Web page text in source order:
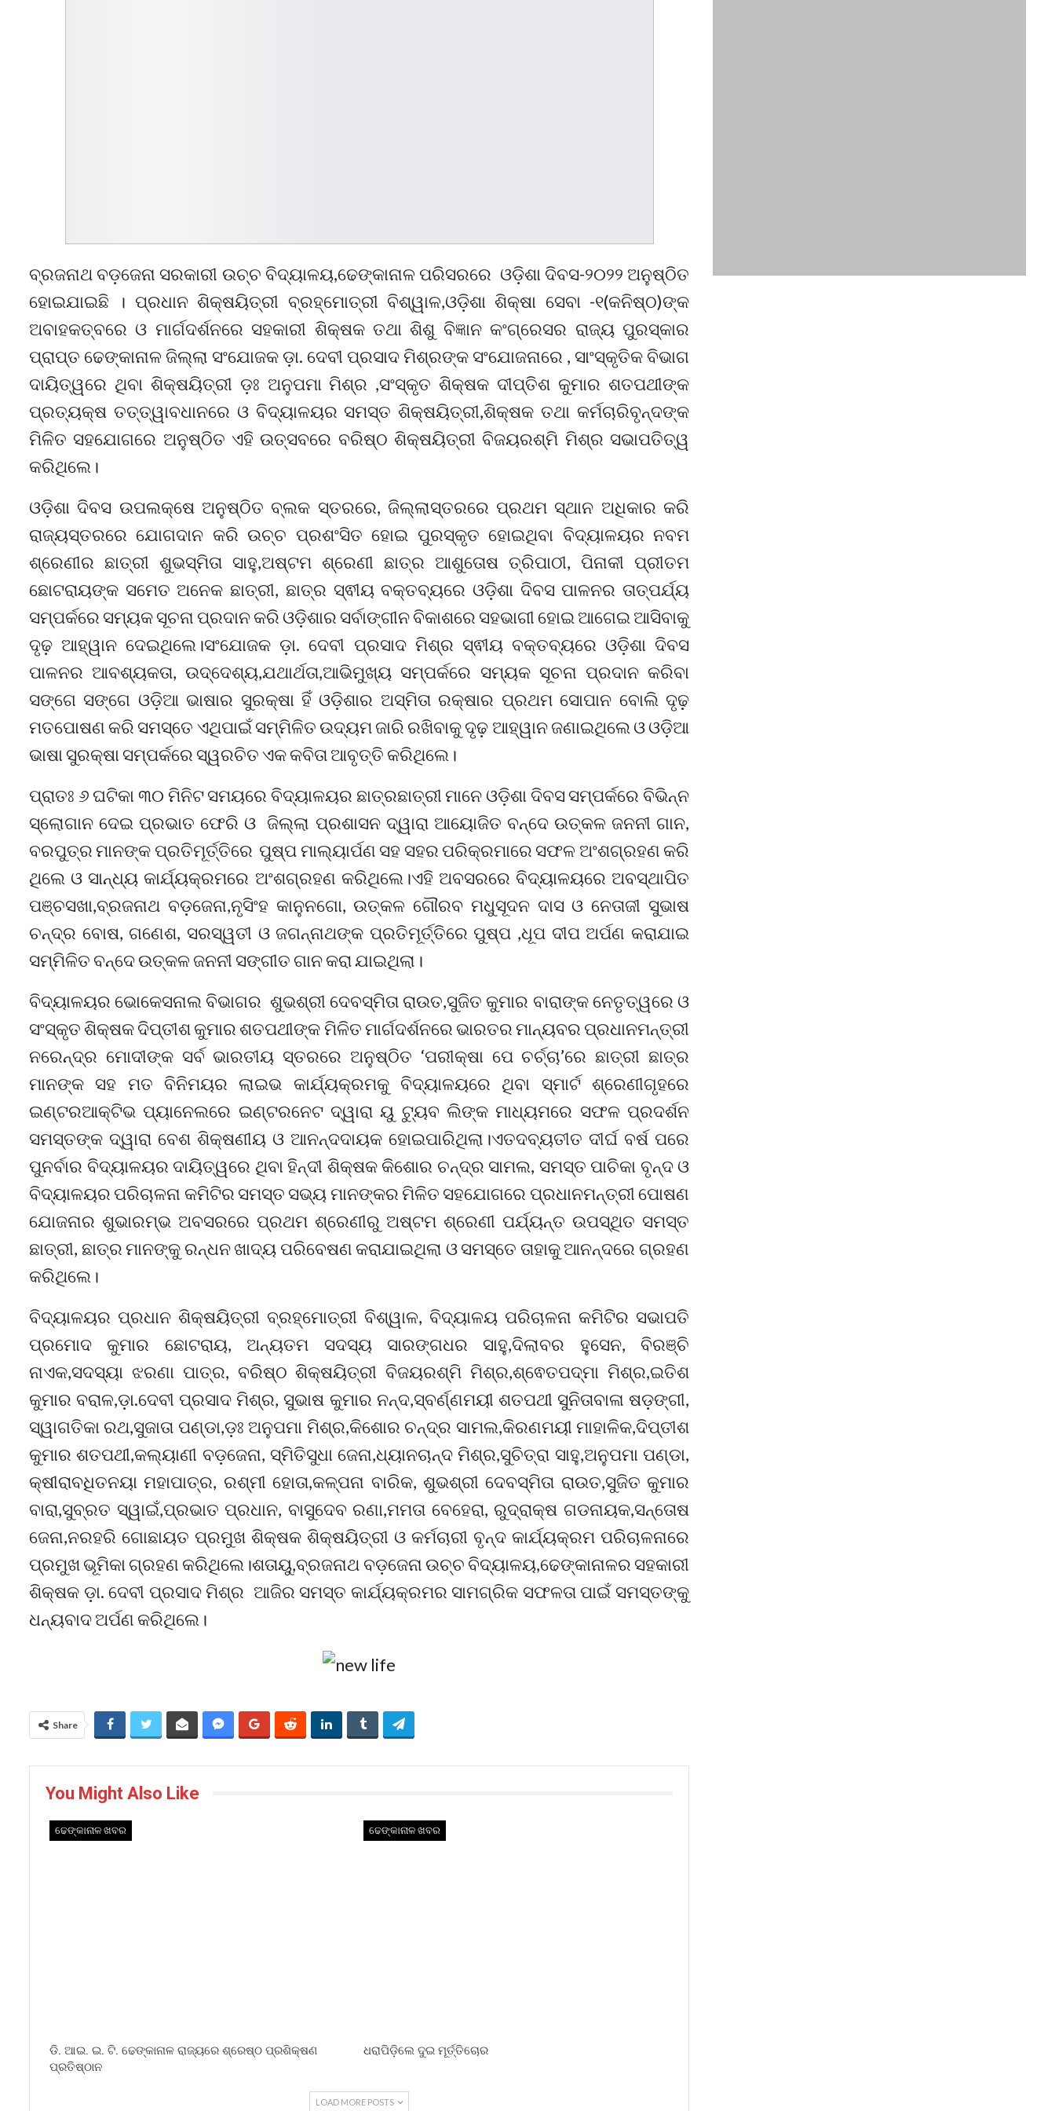
ବ୍ରଜନାଥ ବଡ଼ଜେନା ସରକାରୀ ଉଚ୍ଚ ବିଦ୍ୟାଳୟ,ଢେଙ୍କାନାଳ ପରିସରରେ ଓଡ଼ିଶା ଦିବସ-୨୦୨୨ ଅନୁଷ୍ଠିତ
ହୋଇଯାଇଛି । ପ୍ରଧାନ ଶିକ୍ଷୟିତ୍ରୀ ବ୍ରହ୍ମୋତ୍ରୀ ବିଶ୍ୱାଳ,ଓଡ଼ିଶା ଶିକ୍ଷା ସେବା -୧(କନିଷ୍ଠ)ଙ୍କ
ଅବାହକତ୍ବରେ ଓ ମାର୍ଗଦର୍ଶନରେ ସହକାରୀ ଶିକ୍ଷକ ତଥା ଶିଶୁ ବିଜ୍ଞାନ କଂଗ୍ରେସର ରାଜ୍ୟ ପୁରସ୍କାର
ପ୍ରାପ୍ତ ଢେଙ୍କାନାଳ ଜିଲ୍ଲା ସଂଯୋଜକ ଡ଼ା. ଦେବୀ ପ୍ରସାଦ ମିଶ୍ରଙ୍କ ସଂଯୋଜନାରେ , ସାଂସ୍କୃତିକ ବିଭାଗ
ଦାୟିତ୍ୱରେ ଥିବା ଶିକ୍ଷୟିତ୍ରୀ ଡ଼ଃ ଅନୁପମା ମିଶ୍ର ,ସଂସ୍କୃତ ଶିକ୍ଷକ ଦୀପ୍ତିଶ କୁମାର ଶତପଥୀଙ୍କ
ପ୍ରତ୍ୟକ୍ଷ ତତ୍ତ୍ୱାବଧାନରେ ଓ ବିଦ୍ୟାଳୟର ସମସ୍ତ ଶିକ୍ଷୟିତ୍ରୀ,ଶିକ୍ଷକ ତଥା କର୍ମଚାରିବୃନ୍ଦଙ୍କ
ମିଳିତ ସହଯୋଗରେ ଅନୁଷ୍ଠିତ ଏହି ଉତ୍ସବରେ ବରିଷ୍ଠ ଶିକ୍ଷୟିତ୍ରୀ ବିଜୟରଶ୍ମି ମିଶ୍ର ସଭାପତିତ୍ୱ
କରିଥିଲେ।
ଓଡ଼ିଶା ଦିବସ ଉପଲକ୍ଷେ ଅନୁଷ୍ଠିତ ବ୍ଲକ ସ୍ତରରେ, ଜିଲ୍ଲାସ୍ତରରେ ପ୍ରଥମ ସ୍ଥାନ ଅଧିକାର କରି
ରାଜ୍ୟସ୍ତରରେ ଯୋଗଦାନ କରି ଉଚ୍ଚ ପ୍ରଶଂସିତ ହୋଇ ପୁରସ୍କୃତ ହୋଇଥିବା ବିଦ୍ୟାଳୟର ନବମ
ଶ୍ରେଣୀର ଛାତ୍ରୀ ଶୁଭସ୍ମିତା ସାହୁ,ଅଷ୍ଟମ ଶ୍ରେଣୀ ଛାତ୍ର ଆଶୁତୋଷ ତ୍ରିପାଠୀ, ପିନାକୀ ପ୍ରୀତମ
ଛୋଟରାୟଙ୍କ ସମେତ ଅନେକ ଛାତ୍ରୀ, ଛାତ୍ର ସ୍ଵୀୟ ବକ୍ତବ୍ୟରେ ଓଡ଼ିଶା ଦିବସ ପାଳନର ତାତ୍ପର୍ଯ୍ୟ
ସମ୍ପର୍କରେ ସମ୍ୟକ ସୂଚନା ପ୍ରଦାନ କରି ଓଡ଼ିଶାର ସର୍ବାଙ୍ଗୀନ ବିକାଶରେ ସହଭାଗୀ ହୋଇ ଆଗେଇ ଆସିବାକୁ
ଦୃଢ଼ ଆହ୍ୱାନ ଦେଇଥିଲେ।ସଂଯୋଜକ ଡ଼ା. ଦେବୀ ପ୍ରସାଦ ମିଶ୍ର ସ୍ଵୀୟ ବକ୍ତବ୍ୟରେ ଓଡ଼ିଶା ଦିବସ
ପାଳନର ଆବଶ୍ୟକତା, ଉଦ୍ଦେଶ୍ୟ,ଯଥାର୍ଥତା,ଆଭିମୁଖ୍ୟ ସମ୍ପର୍କରେ ସମ୍ୟକ ସୂଚନା ପ୍ରଦାନ କରିବା
ସଙ୍ଗେ ସଙ୍ଗେ ଓଡ଼ିଆ ଭାଷାର ସୁରକ୍ଷା ହିଁ ଓଡ଼ିଶାର ଅସ୍ମିତା ରକ୍ଷାର ପ୍ରଥମ ସୋପାନ ବୋଲି ଦୃଢ଼
ମତପୋଷଣ କରି ସମସ୍ତେ ଏଥିପାଇଁ ସମ୍ମିଳିତ ଉଦ୍ୟମ ଜାରି ରଖିବାକୁ ଦୃଢ଼ ଆହ୍ୱାନ ଜଣାଇଥିଲେ ଓ ଓଡ଼ିଆ
ଭାଷା ସୁରକ୍ଷା ସମ୍ପର୍କରେ ସ୍ୱରଚିତ ଏକ କବିତା ଆବୃତ୍ତି କରିଥିଲେ।
ପ୍ରାତଃ ୬ ଘଟିକା ୩୦ ମିନିଟ ସମୟରେ ବିଦ୍ୟାଳୟର ଛାତ୍ରଛାତ୍ରୀ ମାନେ ଓଡ଼ିଶା ଦିବସ ସମ୍ପର୍କରେ ବିଭିନ୍ନ
ସ୍ଲୋଗାନ ଦେଇ ପ୍ରଭାତ ଫେରି ଓ ଜିଲ୍ଲା ପ୍ରଶାସନ ଦ୍ୱାରା ଆୟୋଜିତ ବନ୍ଦେ ଉତ୍କଳ ଜନନୀ ଗାନ,
ବରପୁତ୍ର ମାନଙ୍କ ପ୍ରତିମୂର୍ତ୍ତିରେ ପୁଷ୍ପ ମାଲ୍ୟାର୍ପଣ ସହ ସହର ପରିକ୍ରମାରେ ସଫଳ ଅଂଶଗ୍ରହଣ କରି
ଥିଲେ ଓ ସାନ୍ଧ୍ୟ କାର୍ଯ୍ୟକ୍ରମରେ ଅଂଶଗ୍ରହଣ କରିଥିଲେ।ଏହି ଅବସରରେ ବିଦ୍ୟାଳୟରେ ଅବସ୍ଥାପିତ
ପଞ୍ଚସଖା,ବ୍ରଜନାଥ ବଡ଼ଜେନା,ନୃସିଂହ କାନୁନଗୋ, ଉତ୍କଳ ଗୌରବ ମଧୁସୂଦନ ଦାସ ଓ ନେତାଜୀ ସୁଭାଷ
ଚନ୍ଦ୍ର ବୋଷ, ଗଣେଶ, ସରସ୍ୱତୀ ଓ ଜଗନ୍ନାଥଙ୍କ ପ୍ରତିମୂର୍ତ୍ତିରେ ପୁଷ୍ପ ,ଧୂପ ଦୀପ ଅର୍ପଣ କରାଯାଇ
ସମ୍ମିଳିତ ବନ୍ଦେ ଉତ୍କଳ ଜନନୀ ସଙ୍ଗୀତ ଗାନ କରା ଯାଇଥିଲା।
ବିଦ୍ୟାଳୟର ଭୋକେସନାଲ ବିଭାଗର ଶୁଭଶ୍ରୀ ଦେବସ୍ମିତା ରାଉତ,ସୁଜିତ କୁମାର ବାରାଙ୍କ ନେତୃତ୍ୱରେ ଓ
ସଂସ୍କୃତ ଶିକ୍ଷକ ଦିପ୍ତୀଶ କୁମାର ଶତପଥୀଙ୍କ ମିଳିତ ମାର୍ଗଦର୍ଶନରେ ଭାରତର ମାନ୍ୟବର ପ୍ରଧାନମନ୍ତ୍ରୀ
ନରେନ୍ଦ୍ର ମୋଦୀଙ୍କ ସର୍ବ ଭାରତୀୟ ସ୍ତରରେ ଅନୁଷ୍ଠିତ ‘ପରୀକ୍ଷା ପେ ଚର୍ଚ୍ଚା’ରେ ଛାତ୍ରୀ ଛାତ୍ର
ମାନଙ୍କ ସହ ମତ ବିନିମୟର ଲାଇଭ କାର୍ଯ୍ୟକ୍ରମକୁ ବିଦ୍ୟାଳୟରେ ଥିବା ସ୍ମାର୍ଟ ଶ୍ରେଣୀଗୃହରେ
ଇଣ୍ଟରଆକ୍ଟିଭ ପ୍ୟାନେଲରେ ଇଣ୍ଟରନେଟ ଦ୍ୱାରା ୟୁ ଟ୍ୟୁବ ଲିଙ୍କ ମାଧ୍ୟମରେ ସଫଳ ପ୍ରଦର୍ଶନ
ସମସ୍ତଙ୍କ ଦ୍ୱାରା ବେଶ ଶିକ୍ଷଣୀୟ ଓ ଆନନ୍ଦଦାୟକ ହୋଇପାରିଥିଲା।ଏତଦବ୍ୟତୀତ ଦୀର୍ଘ ବର୍ଷ ପରେ
ପୁନର୍ବାର ବିଦ୍ୟାଳୟର ଦାୟିତ୍ୱରେ ଥିବା ହିନ୍ଦୀ ଶିକ୍ଷକ କିଶୋର ଚନ୍ଦ୍ର ସାମଲ, ସମସ୍ତ ପାଚିକା ବୃନ୍ଦ ଓ
ବିଦ୍ୟାଳୟର ପରିଚାଳନା କମିଟିର ସମସ୍ତ ସଭ୍ୟ ମାନଙ୍କର ମିଳିତ ସହଯୋଗରେ ପ୍ରଧାନମନ୍ତ୍ରୀ ପୋଷଣ
ଯୋଜନାର ଶୁଭାରମ୍ଭ ଅବସରରେ ପ୍ରଥମ ଶ୍ରେଣୀରୁ ଅଷ୍ଟମ ଶ୍ରେଣୀ ପର୍ଯ୍ୟନ୍ତ ଉପସ୍ଥିତ ସମସ୍ତ
ଛାତ୍ରୀ, ଛାତ୍ର ମାନଙ୍କୁ ରନ୍ଧନ ଖାଦ୍ୟ ପରିବେଷଣ କରାଯାଇଥିଲା ଓ ସମସ୍ତେ ତାହାକୁ ଆନନ୍ଦରେ ଗ୍ରହଣ
କରିଥିଲେ।
ବିଦ୍ୟାଳୟର ପ୍ରଧାନ ଶିକ୍ଷୟିତ୍ରୀ ବ୍ରହ୍ମୋତ୍ରୀ ବିଶ୍ୱାଳ, ବିଦ୍ୟାଳୟ ପରିଚାଳନା କମିଟିର ସଭାପତି
ପ୍ରମୋଦ କୁମାର ଛୋଟରାୟ, ଅନ୍ୟତମ ସଦସ୍ୟ ସାରଙ୍ଗଧର ସାହୁ,ଦିଲାବର ହୁସେନ, ବିରଞ୍ଚି
ନାଏକ,ସଦସ୍ୟା ଝରଣା ପାତ୍ର, ବରିଷ୍ଠ ଶିକ୍ଷୟିତ୍ରୀ ବିଜୟରଶ୍ମି ମିଶ୍ର,ଶ୍ଵେତପଦ୍ମା ମିଶ୍ର,ଇତିଶ
କୁମାର ବରାଳ,ଡ଼ା.ଦେବୀ ପ୍ରସାଦ ମିଶ୍ର, ସୁଭାଷ କୁମାର ନନ୍ଦ,ସ୍ବର୍ଣ୍ଣମୟୀ ଶତପଥୀ ସୁନିତାବାଳା ଷଡ଼ଙ୍ଗୀ,
ସ୍ୱାଗତିକା ରଥ,ସୁଜାତା ପଣ୍ଡା,ଡ଼ଃ ଅନୁପମା ମିଶ୍ର,କିଶୋର ଚନ୍ଦ୍ର ସାମଲ,କିରଣମୟୀ ମାହାଳିକ,ଦିପ୍ତୀଶ
କୁମାର ଶତପଥୀ,କଲ୍ୟାଣୀ ବଡ଼ଜେନା, ସ୍ମିତିସୁଧା ଜେନା,ଧ୍ୟାନଚାନ୍ଦ ମିଶ୍ର,ସୁଚିତ୍ରା ସାହୁ,ଅନୁପମା ପଣ୍ଡା,
କ୍ଷୀରାବଧିତନୟା ମହାପାତ୍ର, ରଶ୍ମୀ ହୋତା,କଳ୍ପନା ବାରିକ, ଶୁଭଶ୍ରୀ ଦେବସ୍ମିତା ରାଉତ,ସୁଜିତ କୁମାର
ବାରା,ସୁବ୍ରତ ସ୍ୱାଇଁ,ପ୍ରଭାତ ପ୍ରଧାନ, ବାସୁଦେବ ରଣା,ମମତା ବେହେରା, ରୁଦ୍ରାକ୍ଷ ଗଡନାୟକ,ସନ୍ତୋଷ
ଜେନା,ନରହରି ଗୋଛାୟତ ପ୍ରମୁଖ ଶିକ୍ଷକ ଶିକ୍ଷୟିତ୍ରୀ ଓ କର୍ମଚାରୀ ବୃନ୍ଦ କାର୍ଯ୍ୟକ୍ରମ ପରିଚାଳନାରେ
ପ୍ରମୁଖ ଭୂମିକା ଗ୍ରହଣ କରିଥିଲେ।ଶତାୟୁ,ବ୍ରଜନାଥ ବଡ଼ଜେନା ଉଚ୍ଚ ବିଦ୍ୟାଳୟ,ଢେଙ୍କାନାଳର ସହକାରୀ
ଶିକ୍ଷକ ଡ଼ା. ଦେବୀ ପ୍ରସାଦ ମିଶ୍ର ଆଜିର ସମସ୍ତ କାର୍ଯ୍ୟକ୍ରମର ସାମଗ୍ରିକ ସଫଳତା ପାଇଁ ସମସ୍ତଙ୍କୁ
ଧନ୍ୟବାଦ ଅର୍ପଣ କରିଥିଲେ।
Share
You Might Also Like
ଢେଙ୍କାନାଳ ଖବର
ଡି. ଆଇ. ଇ. ଟି. ଢେଙ୍କାନାଳ ରାଜ୍ୟରେ ଶ୍ରେଷ୍ଠ ପ୍ରଶିକ୍ଷଣ
ପ୍ରତିଷ୍ଠାନ
ଢେଙ୍କାନାଳ ଖବର
ଧରାପିଡ଼ିଲେ ଦୁଇ ମୂର୍ତ୍ତିଚୋର
LOAD MORE POSTS